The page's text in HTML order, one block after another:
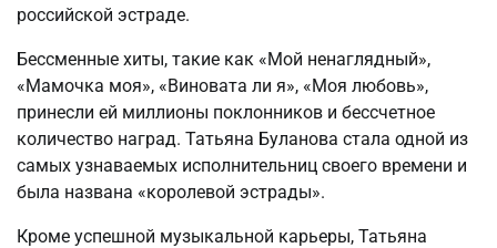
российской эстраде.
Бессменные хиты, такие как «Мой ненаглядный»,
«Мамочка моя», «Виновата ли я», «Моя любовь»,
принесли ей миллионы поклонников и бессчетное
количество наград. Татьяна Буланова стала одной из
самых узнаваемых исполнительниц своего времени и
была названа «королевой эстрады».
Кроме успешной музыкальной карьеры, Татьяна